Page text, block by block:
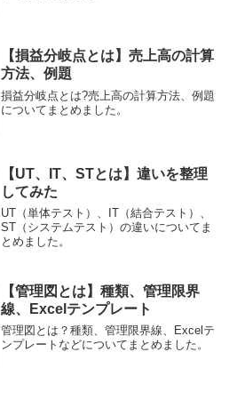
【損益分岐点とは】売上高の計算
方法、例題
損益分岐点とは?売上高の計算方法、例題
についてまとめました。
【UT、IT、STとは】違いを整理
してみた
UT（単体テスト）、IT（結合テスト）、
ST（システムテスト）の違いについてま
とめました。
【管理図とは】種類、管理限界
線、Excelテンプレート
管理図とは？種類、管理限界線、Excelテ
ンプレートなどについてまとめました。